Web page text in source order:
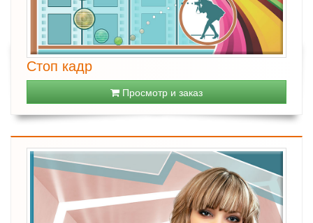
Стоп кадр
Просмотр и заказ